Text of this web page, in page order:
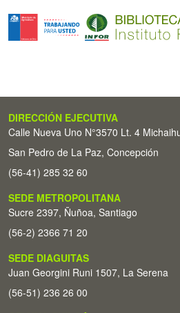
DIRECCIÓN EJECUTIVA
Calle Nueva Uno N°3570 Lt. 4
San Pedro de La Paz, Concepción
(56-41) 285 32 60
SEDE METROPOLITANA
Sucre 2397, Ñuñoa, Santiago
(56-2) 2366 71 20
SEDE DIAGUITAS
Juan Georgini Runi 1507, La Serena
(56-51) 236 26 00